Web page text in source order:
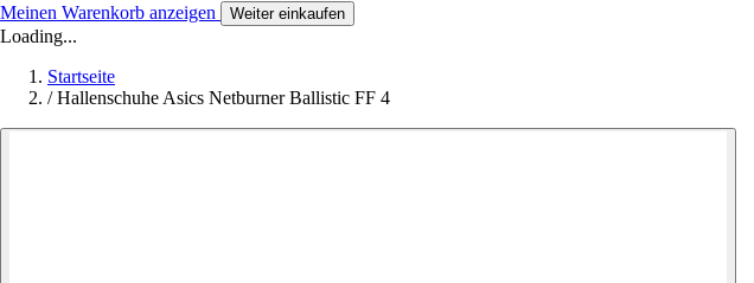
Meinen Warenkorb anzeigen Weiter einkaufen
Loading...
Startseite
/ Hallenschuhe Asics Netburner Ballistic FF 4